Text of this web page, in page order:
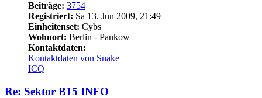
Beiträge: 3754
Registriert: Sa 13. Jun 2009, 21:49
Einheitenset: Cybs
Wohnort: Berlin - Pankow
Kontaktdaten:
Kontaktdaten von Snake
ICQ
Re: Sektor B15 INFO